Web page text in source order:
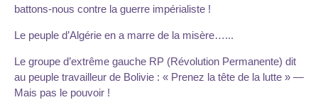
battons-nous contre la guerre impérialiste !
Le peuple d’Algérie en a marre de la misère…...
Le groupe d’extrême gauche RP (Révolution Permanente) dit
au peuple travailleur de Bolivie : « Prenez la tête de la lutte » —
Mais pas le pouvoir !